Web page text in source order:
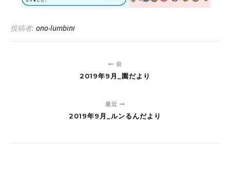
投稿者: ono-lumbini
前
2019年9月_園だより
最近
2019年9月_ルンるんだより